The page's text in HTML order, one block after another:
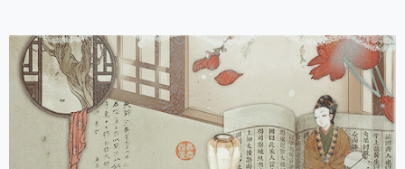
頁
面
頁
面
頁
面
頁
面
頁